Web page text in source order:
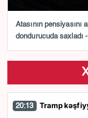
Atasının
dondurucuda saxladı -
20:13 Tramp